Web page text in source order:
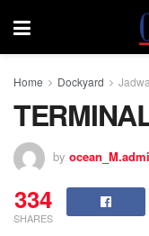
Home Dockyard
by
334
SHARES